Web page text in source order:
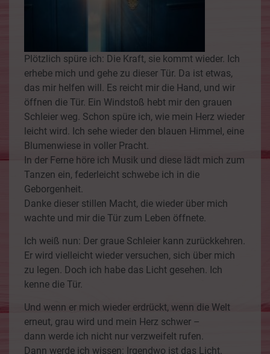
Plötzlich spüre ich: Die Kraft, sie kommt wieder. Ich
erhebe mich und gehe zu dieser Tür. Da ist etwas,
das mir helfen will. Es reicht mir die Hand, und wir
öffnen die Tür. Ein Windstoß hebt mir den grauen
Schleier weg. Schon spüre ich, wie mein Herz wieder
leicht wird. Ich sehe wieder den blauen Himmel, eine
Blumenwiese in voller Pracht.
In der Ferne höre ich Musik und diese lädt mich zum
Tanzen ein, federleicht schwebe ich in die
Geborgenheit.
Danke dieser stillen Macht, die wieder über mich
wachte und mir die Tür zum Leben öffnete.
Ich weiß nun: Der graue Schleier kann zurückkehren.
Er wird vielleicht wieder versuchen, sich über mich
zu legen. Doch ich habe das Licht gesehen. Ich
kenne die Tür.
Und wenn er mich wieder erdrückt, wenn die Welt
erneut, grau wird und mein Herz schwer –
dann werde ich nicht nur verzweifelt rufen.
Dann werde ich wissen: Irgendwo ist das Licht.